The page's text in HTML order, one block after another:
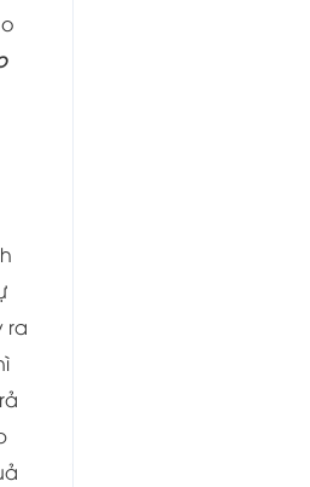
ra